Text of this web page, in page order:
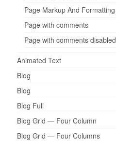
Page Markup And Formatting
Page with comments
Page with comments disabled
Animated Text
Blog
Blog
Blog Full
Blog Grid — Four Column
Blog Grid — Four Columns